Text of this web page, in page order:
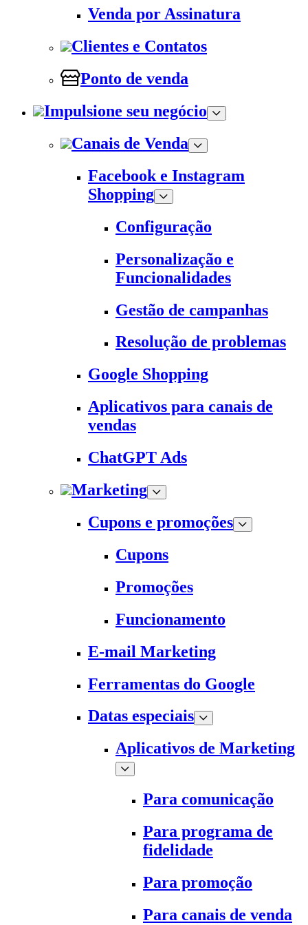
Venda por Assinatura
Clientes e Contatos
Ponto de venda
Impulsione seu negócio
Canais de Venda
Facebook e Instagram
Shopping
Configuração
Personalização e
Funcionalidades
Gestão de campanhas
Resolução de problemas
Google Shopping
Aplicativos para canais de
vendas
ChatGPT Ads
Marketing
Cupons e promoções
Cupons
Promoções
Funcionamento
E-mail Marketing
Ferramentas do Google
Datas especiais
Aplicativos de Marketing
Para comunicação
Para programa de
fidelidade
Para promoção
Para canais de venda